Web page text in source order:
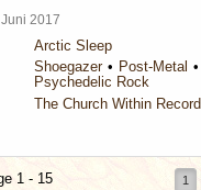
Juni 2017
Arctic Sleep
Shoegazer Post-Metal
Psychedelic Rock
The Church Within
1 - 15 1